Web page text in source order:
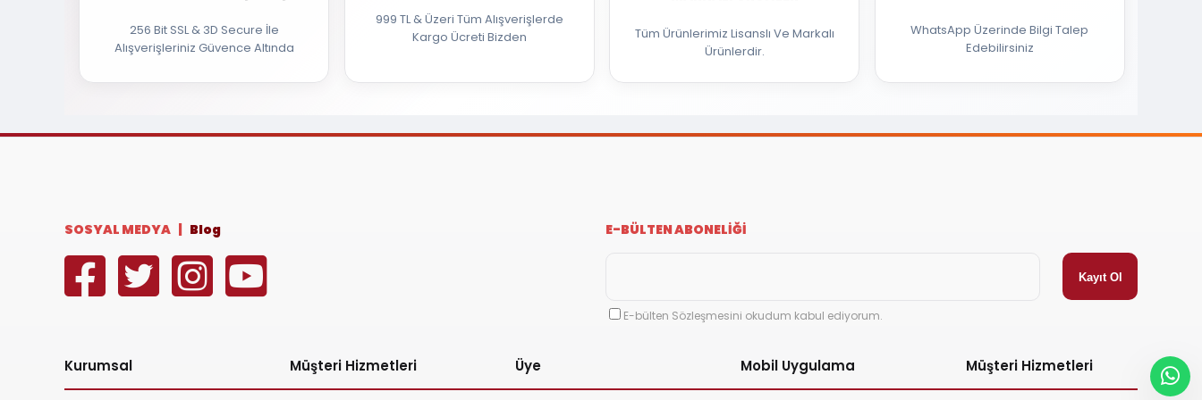
256 Bit SSL & 3D Secure İle
Alışverişleriniz Güvence Altında
999 TL & Üzeri Tüm Alışverişlerde
Kargo Ücreti Bizden
Tüm Ürünlerimiz Lisanslı Ve Markalı
Ürünlerdir.
WhatsApp Üzerinde Bilgi Talep
Edebilirsiniz
SOSYAL MEDYA | Blog E-BÜLTEN ABONELİĞİ
E-bülten Sözleşmesini okudum kabul ediyorum.
Kurumsal Müşteri Hizmetleri Üye Mobil Uygulama Müşteri Hizmetleri